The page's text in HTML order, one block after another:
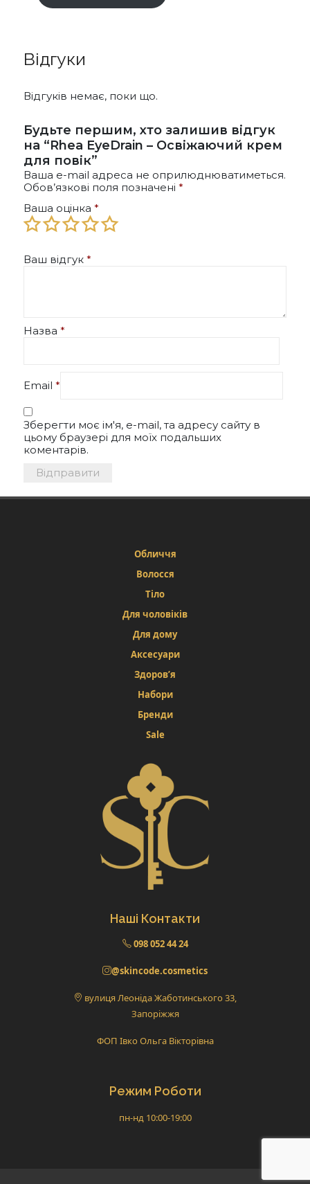
Відгуки
Відгуків немає, поки що.
Будьте першим, хто залишив відгук
на “Rhea EyeDrain – Освіжаючий крем
для повік”
Ваша e-mail адреса не оприлюднюватиметься.
Обов’язкові поля позначені *
Ваша оцінка *
Ваш відгук *
Назва *
Email *
Зберегти моє ім'я, e-mail, та адресу сайту в
цьому браузері для моїх подальших
коментарів.
Обличчя
Волосся
Тіло
Для чоловіків
Для дому
Аксесуари
Здоров’я
Набори
Бренди
Sale
Наші Контакти
098 052 44 24
@skincode.cosmetics
вулиця Леоніда Жаботинського 33,
Запоріжжя
ФОП Івко Ольга Вікторівна
Режим Роботи
пн-нд 10:00-19:00